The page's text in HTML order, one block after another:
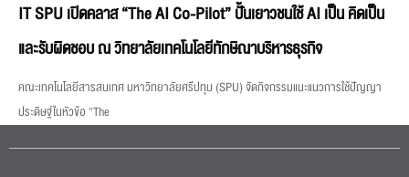
IT SPU เปิดคลาส “The AI Co-Pilot” ปั้นเยาวชนใช้ AI เป็น คิดเป็น
และรับผิดชอบ ณ วิทยาลัยเทคโนโลยีทักษิณาบริหารธุรกิจ
คณะเทคโนโลยีสารสนเทศ มหาวิทยาลัยศรีปทุม (SPU) จัดกิจกรรมแนะแนวการใช้ปัญญา
ประดิษฐ์ในหัวข้อ “The